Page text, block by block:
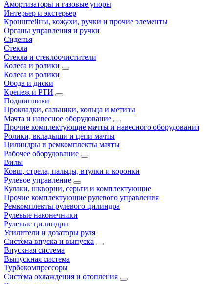
Амортизаторы и газовые упоры
Интерьер и экстерьер
Кронштейны, кожухи, ручки и прочие элементы
Органы управления и ручки
Сиденья
Стекла
Стекла и стеклоочистители
Колеса и ролики
Колеса и ролики
Обода и диски
Крепеж и РТИ
Подшипники
Прокладки, сальники, кольца и метизы
Мачта и навесное оборудование
Прочие комплектующие мачты и навесного оборудования
Ролики, вкладыши и цепи мачты
Цилиндры и ремкомплекты мачты
Рабочее оборудование
Вилы
Ковш, стрела, пальцы, втулки и коронки
Рулевое управление
Кулаки, шкворни, серьги и комплектующие
Прочие комплектующие рулевого управления
Ремкомплекты рулевого цилиндра
Рулевые наконечники
Рулевые цилиндры
Усилители и дозаторы руля
Система впуска и выпуска
Впускная система
Выпускная система
Турбокомпрессоры
Система охлаждения и отопления